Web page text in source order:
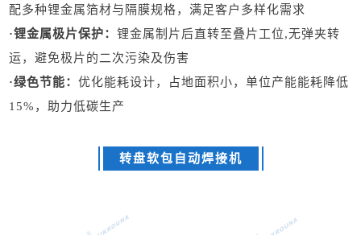
配多种锂金属箔材与隔膜规格，满足客户多样化需求
·锂金属极片保护：锂金属制片后直转至叠片工位,无弹夹转
运，避免极片的二次污染及伤害
·绿色节能：优化能耗设计，占地面积小，单位产能能耗降低
15%，助力低碳生产
转盘软包自动焊接机